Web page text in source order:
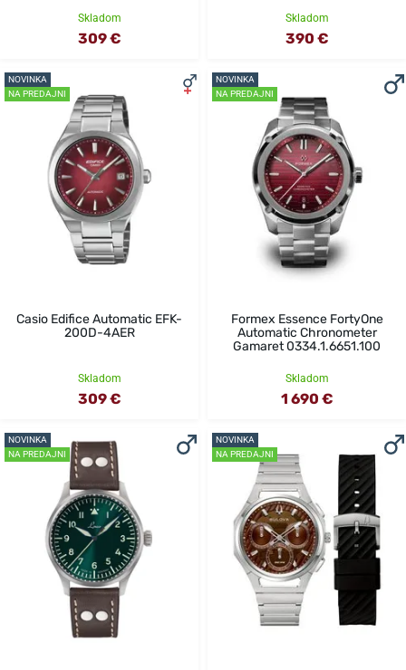
Skladom
309 €
Skladom
390 €
NOVINKA
NA PREDAJNI
Casio Edifice Automatic EFK-
200D-4AER
Skladom
309 €
NOVINKA
NA PREDAJNI
Formex Essence FortyOne
Automatic Chronometer
Gamaret 0334.1.6651.100
Skladom
1 690 €
NOVINKA
NA PREDAJNI
NOVINKA
NA PREDAJNI